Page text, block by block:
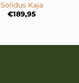
Solidus Kaja
€189,95